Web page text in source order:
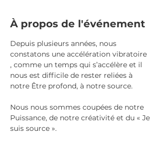
À propos de l'événement
Depuis plusieurs années, nous
constatons une accélération vibratoire
, comme un temps qui s’accélère et il
nous est difficile de rester reliées à
notre Être profond, à notre source.
Nous nous sommes coupées de notre
Puissance, de notre créativité et du « Je
suis source ».